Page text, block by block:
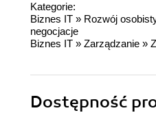
Kategorie:
Biznes IT » Rozwój
negocjacje
Biznes IT » Zarządzanie »
Dostępność